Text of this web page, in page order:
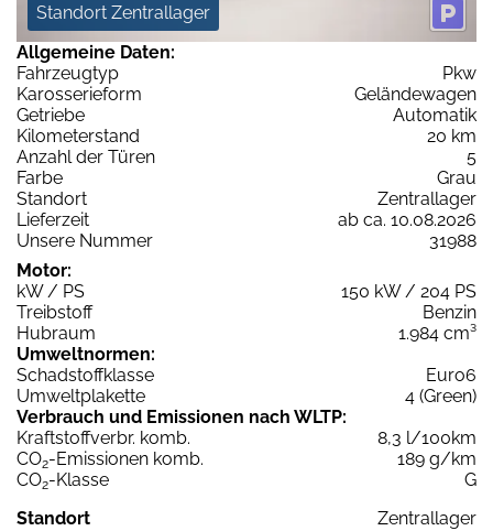
Standort Zentrallager
Allgemeine Daten:
Fahrzeugtyp
Pkw
Karosserieform
Geländewagen
Getriebe
Automatik
Kilometerstand
20 km
Anzahl der Türen
5
Farbe
Grau
Standort
Zentrallager
Lieferzeit
ab ca. 10.08.2026
Unsere Nummer
31988
Motor:
kW / PS
150 kW / 204 PS
Treibstoff
Benzin
Hubraum
1.984 cm³
Umweltnormen:
Schadstoffklasse
Euro6
Umweltplakette
4 (Green)
Verbrauch und Emissionen nach WLTP:
Kraftstoffverbr. komb.
8,3 l/100km
CO2-Emissionen komb.
189 g/km
CO2-Klasse
G
Standort
Zentrallager